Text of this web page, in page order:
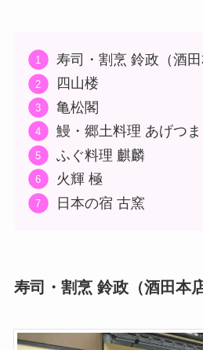
寿司・割烹 鈴政（酒田
四山楼
亀松閣
鰻・郷土料理 あげつま
ふぐ料理 麒麟
火輝 極
日本の宿 古窯
寿司・割烹 鈴政（酒田本店